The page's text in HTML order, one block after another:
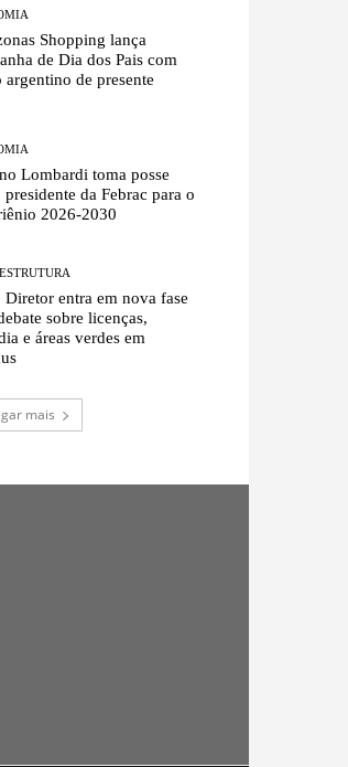
Shopping lança
de Dia dos Pais com
argentino de presente
Lombardi toma posse
presidente da Febrac para o
2026-2030
Diretor entra em nova fase
sobre licenças,
e áreas verdes em
mais